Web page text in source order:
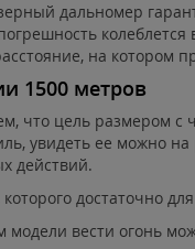
дальномер
на котором
1500 метров
что цель размером с
увидеть ее можно
действий.
достаточно
вести огонь